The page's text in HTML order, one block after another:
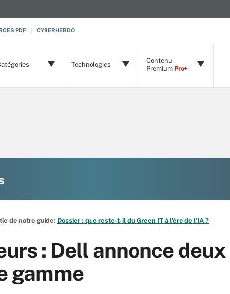
PDF CYBERHEBDO
Technologies
Contenu
Premium Pro+
de notre guide: Dossier : que reste-t-il du Green IT à l’ère de l’IA ?
: Dell annonce
gamme